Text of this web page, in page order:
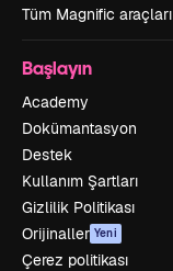
Tüm Magnific araçları
Başlayın
Academy
Dokümantasyon
Destek
Kullanım Şartları
Gizlilik Politikası
Orijinaller Yeni
Çerez politikası